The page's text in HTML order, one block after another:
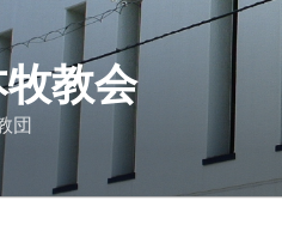
教会
団